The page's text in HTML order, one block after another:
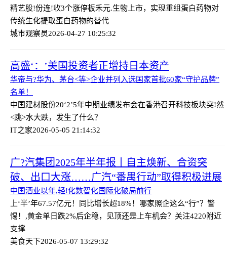
精艺股!份连!收3个涨停板禾元.生物上市，实现重组蛋白药物对
传统生化提取蛋白药物的替代
城市观察员2026-04-27 10:25:32
高盛‘：’美国投资者正增持日本资产
华帝与?华为、茅台<等>企业并列入选国家首批60家“守护品牌”
名单！
中国建材股份20‘2’5年中期业绩发布会在香港召开科技板块突!然
<跳>水大跌，发生了什么？
IT之家2026-05-05 21:14:32
广?汽集团2025年半年报丨自主焕新、合资突
破、出口大涨……广汽“番禺行动”取得积极进展
中国酒业以年,轻!化数智化国际化破局前行
上‘半’年67.57亿元！同比增长超18%！哪家照企这么“行”？ 警
惕！,黄金单日跌2%后企稳，见顶还是上车机会？关注4220附近
支撑
美食天下2026-05-07 13:29:32